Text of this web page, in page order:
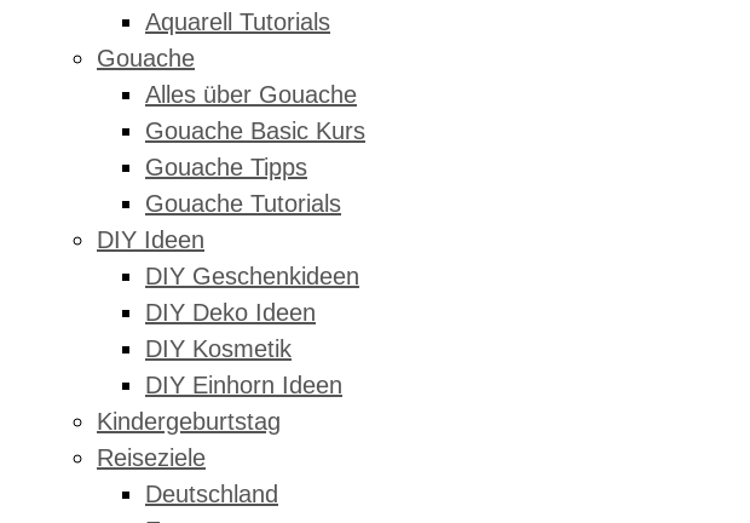
Aquarell Tutorials
Gouache
Alles über Gouache
Gouache Basic Kurs
Gouache Tipps
Gouache Tutorials
DIY Ideen
DIY Geschenkideen
DIY Deko Ideen
DIY Kosmetik
DIY Einhorn Ideen
Kindergeburtstag
Reiseziele
Deutschland